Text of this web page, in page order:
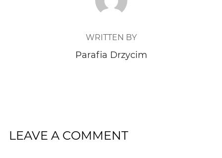
WRITTEN BY
Parafia Drzycim
LEAVE A COMMENT